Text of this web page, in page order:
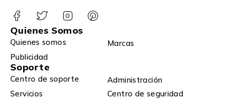
Quienes Somos
Quienes somos
Marcas
Publicidad
Soporte
Centro de soporte
Administración
Servicios
Centro de seguridad